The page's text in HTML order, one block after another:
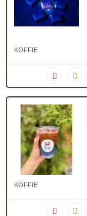
KOFFIE
KOFFIE